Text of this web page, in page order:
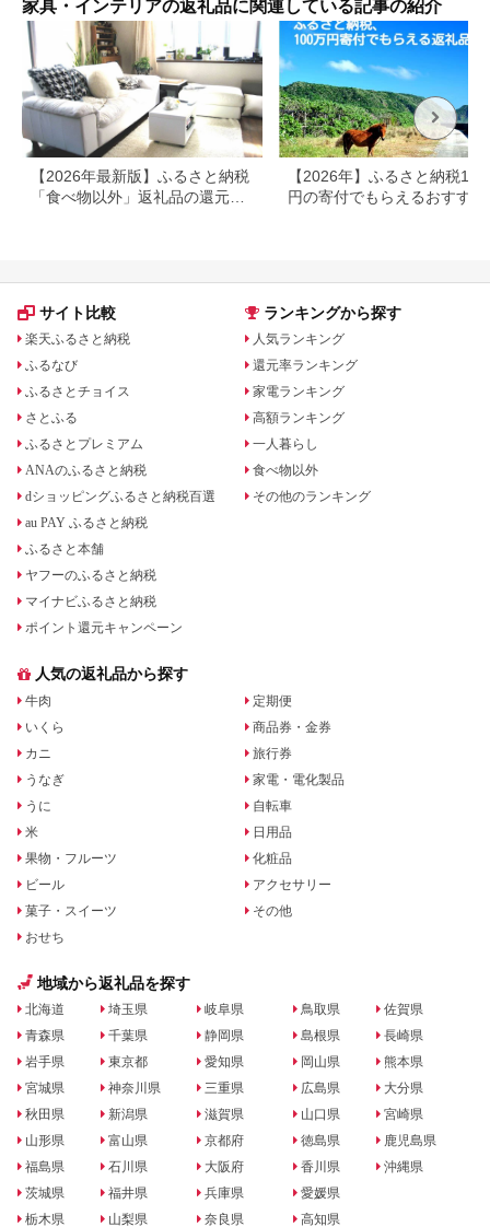
家具・インテリアの返礼品に関連している記事の紹介
【2026年最新版】ふるさと納税
「食べ物以外」返礼品の還元率
【2026年】ふるさと納税
円の寄付でもらえるおすすめ
サイト比較
楽天ふるさと納税
ふるなび
ふるさとチョイス
さとふる
ふるさとプレミアム
ANAのふるさと納税
dショッピングふるさと納税百選
au PAY ふるさと納税
ふるさと本舗
ヤフーのふるさと納税
マイナビふるさと納税
ポイント還元キャンペーン
ランキングから探す
人気ランキング
還元率ランキング
家電ランキング
高額ランキング
一人暮らし
食べ物以外
その他のランキング
人気の返礼品から探す
牛肉
いくら
カニ
うなぎ
うに
米
果物・フルーツ
ビール
菓子・スイーツ
おせち
定期便
商品券・金券
旅行券
家電・電化製品
自転車
日用品
化粧品
アクセサリー
その他
地域から返礼品を探す
北海道
青森県
岩手県
宮城県
秋田県
山形県
福島県
茨城県
栃木県
埼玉県
千葉県
東京都
神奈川県
新潟県
富山県
石川県
福井県
山梨県
岐阜県
静岡県
愛知県
三重県
滋賀県
京都府
大阪府
兵庫県
奈良県
鳥取県
島根県
岡山県
広島県
山口県
徳島県
香川県
愛媛県
高知県
佐賀県
長崎県
熊本県
大分県
宮崎県
鹿児島県
沖縄県